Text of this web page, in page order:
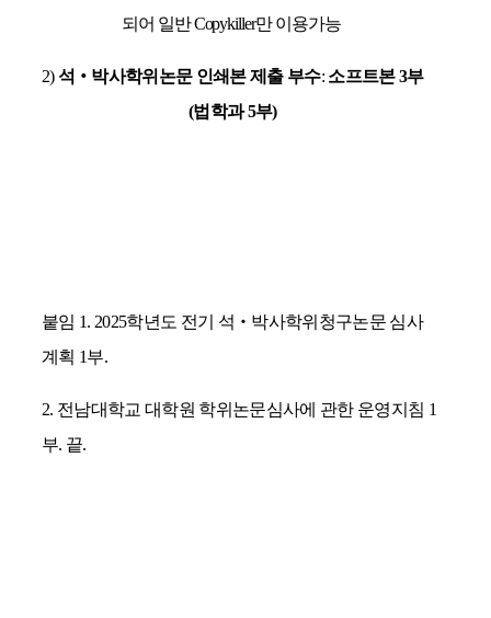
되어 일반Copykiller만 이용가능
2)석 ‧ 박사학위논문 인쇄본 제출 부수: 소프트본3부
(법학과5부)
붙임 1. 2025학년도 전기 석 ‧ 박사학위청구논문 심사
계획 1부.
2. 전남대학교 대학원 학위논문심사에 관한 운영지침 1
부. 끝.